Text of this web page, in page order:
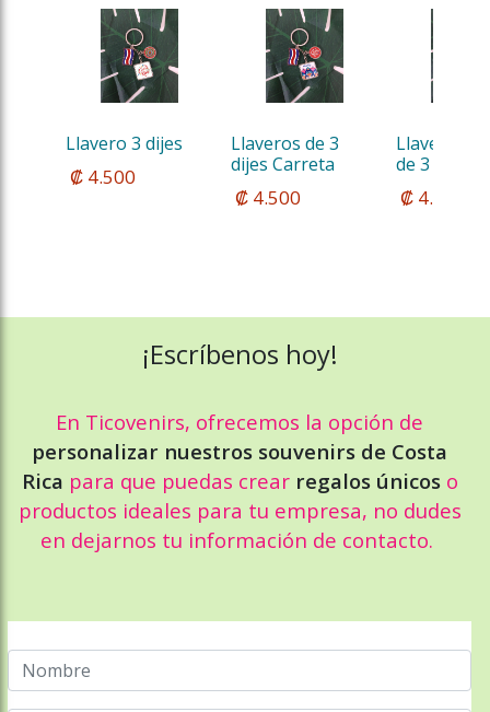
Llavero 3 dijes
₡ 4.500
Llaveros de 3
dijes Carreta
₡ 4.500
Llavero
de 3 dijes
₡ 4.500
¡Escríbenos hoy!
En Ticovenirs, ofrecemos la opción de
personalizar nuestros souvenirs de Costa
Rica para que puedas crear regalos únicos o
productos ideales para tu empresa, no dudes
en dejarnos tu información de contacto.